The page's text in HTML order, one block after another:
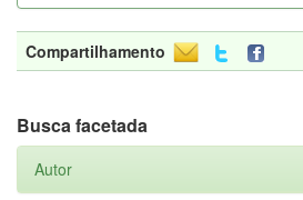
Compartilhamento
Busca facetada
Autor